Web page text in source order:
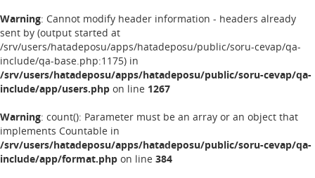
Warning: Cannot modify header information - headers already
sent by (output started at
/srv/users/hatadeposu/apps/hatadeposu/public/soru-cevap/qa-
include/qa-base.php:1175) in
/srv/users/hatadeposu/apps/hatadeposu/public/soru-cevap/qa-
include/app/users.php on line 1267
Warning: count(): Parameter must be an array or an object that
implements Countable in
/srv/users/hatadeposu/apps/hatadeposu/public/soru-cevap/qa-
include/app/format.php on line 384